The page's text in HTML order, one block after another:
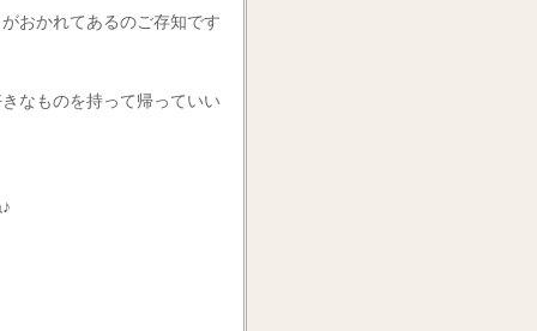
おかれてあるのご存知です
なものを持って帰っていい